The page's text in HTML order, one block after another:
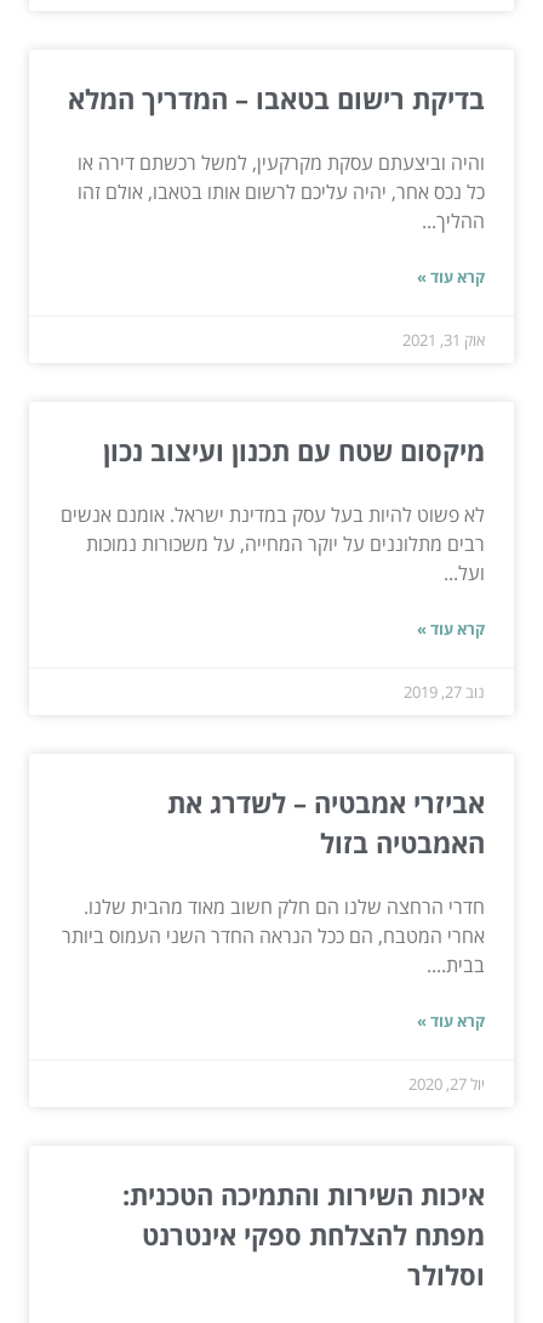
בדיקת רישום בטאבו – המדריך המלא
והיה וביצעתם עסקת מקרקעין, למשל רכשתם דירה או
כל נכס אחר, יהיה עליכם לרשום אותו בטאבו, אולם זהו
ההליך...
קרא עוד »
אוק 31, 2021
מיקסום שטח עם תכנון ועיצוב נכון
לא פשוט להיות בעל עסק במדינת ישראל. אומנם אנשים
רבים מתלוננים על יוקר המחייה, על משכורות נמוכות
ועל...
קרא עוד »
נוב 27, 2019
אביזרי אמבטיה – לשדרג את
האמבטיה בזול
חדרי הרחצה שלנו הם חלק חשוב מאוד מהבית שלנו.
אחרי המטבח, הם ככל הנראה החדר השני העמוס ביותר
בבית....
קרא עוד »
יול 27, 2020
איכות השירות והתמיכה הטכנית:
מפתח להצלחת ספקי אינטרנט
וסלולר